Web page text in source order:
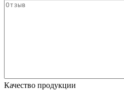
Качество продукции